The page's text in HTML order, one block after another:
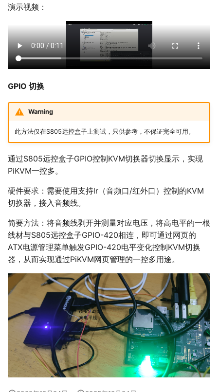
演示视频：
GPIO 切换
Warning
此方法仅在S805远控盒子上测试，只供参考，不保证完全可用。
通过S805远控盒子GPIO控制KVM切换器切换显示，实现
PiKVM一控多。
硬件要求：需要使用支持lr（音频口/红外口）控制的KVM
切换器，接入音频线。
简要方法：将音频线剥开并测量对应电压，将高电平的一根
线材与S805远控盒子GPIO-420相连，即可通过网页的
ATX电源管理菜单触发GPIO-420电平变化控制KVM切换
器，从而实现通过PiKVM网页管理的一控多用途。